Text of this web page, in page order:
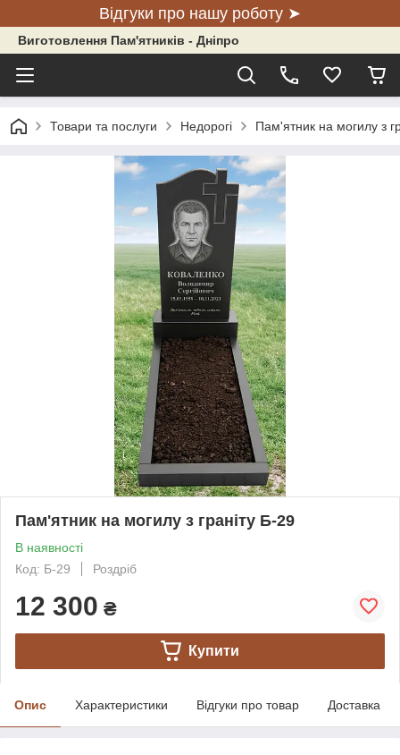
Відгуки про нашу роботу ➤
Виготовлення Пам'ятників - Дніпро
Товари та послуги Недорогі Пам'ятник на могилу з
Пам'ятник на могилу з граніту Б-29
В наявності
Код: Б-29
Роздріб
12 300 ₴
Купити
Опис Характеристики Відгуки про товар Доставка